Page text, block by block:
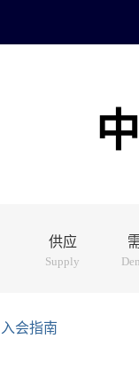
供应
Supply
入会指南